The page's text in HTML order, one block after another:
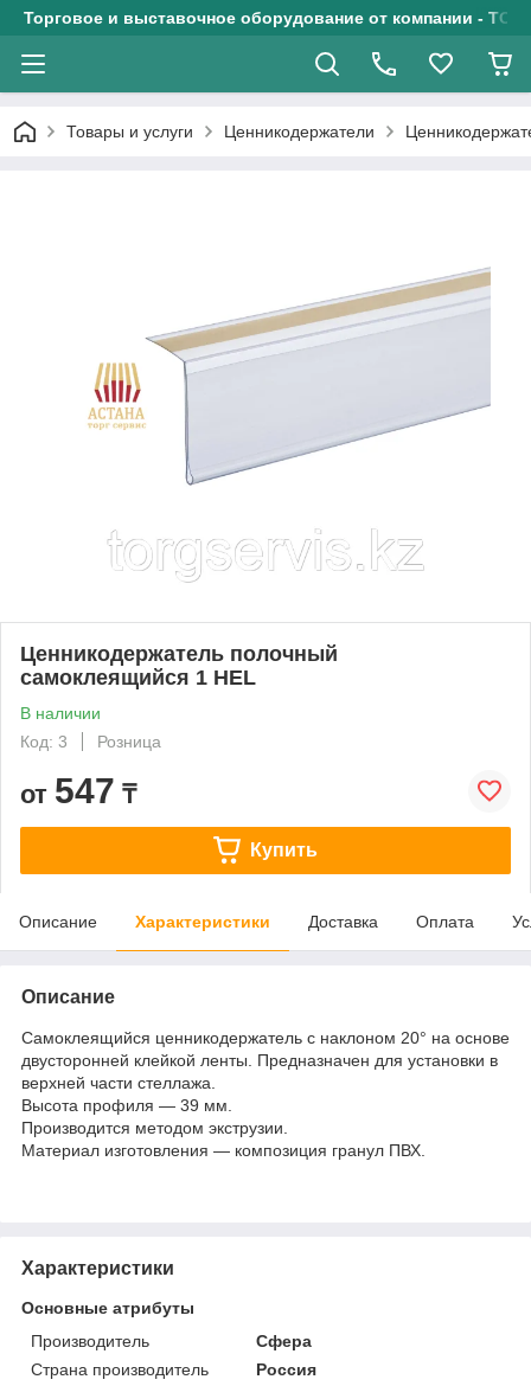
Торговое и выставочное оборудование от компании - ТОО
Товары и услуги Ценникодержатели
Ценникодержатель полочный
самоклеящийся 1 HEL
В наличии
Код: 3
Розница
от 547 ₸
Купить
Описание Характеристики Доставка Оплата
Описание
Самоклеящийся ценникодержатель с наклоном 20° на основе
двусторонней клейкой ленты. Предназначен для установки в
верхней части стеллажа.
Высота профиля — 39 мм.
Производится методом экструзии.
Материал изготовления — композиция гранул ПВХ.
Характеристики
Основные атрибуты
Производитель
Сфера
Страна производитель
Россия